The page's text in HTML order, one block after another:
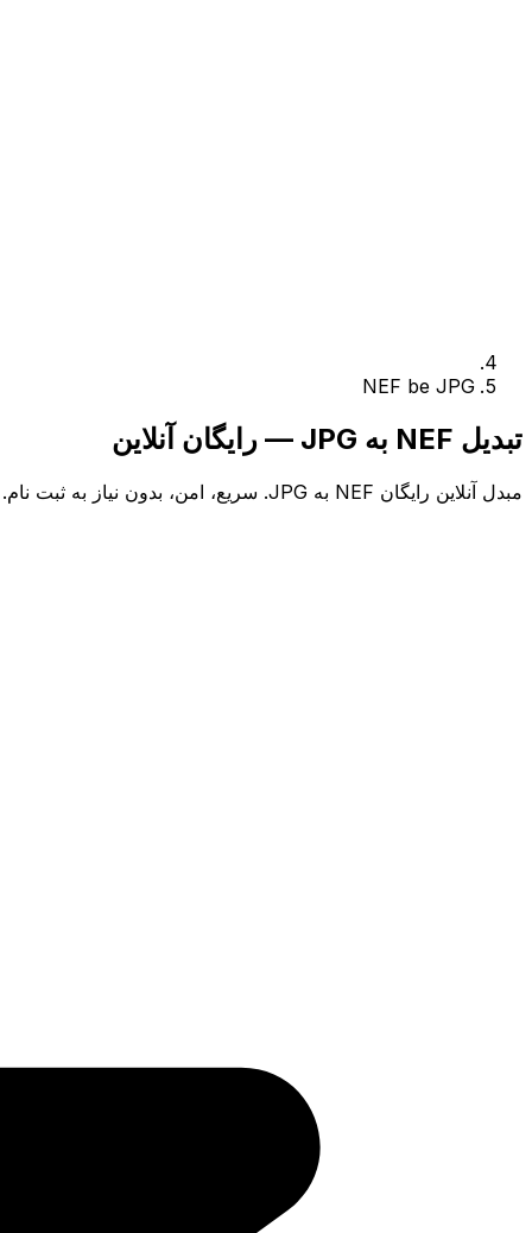
NEF be JPG
تبدیل NEF به JPG — رایگان آنلاین
مبدل آنلاین رایگان NEF به JPG. سریع، امن، بدون نیاز به ثبت نام.